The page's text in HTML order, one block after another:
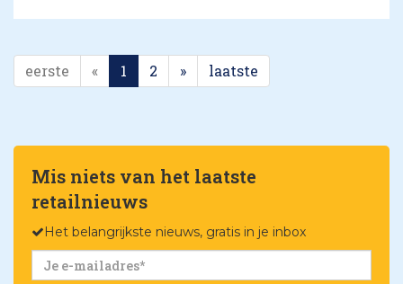
eerste « 1 2 » laatste
Mis niets van het laatste
retailnieuws
Het belangrijkste nieuws, gratis in je inbox